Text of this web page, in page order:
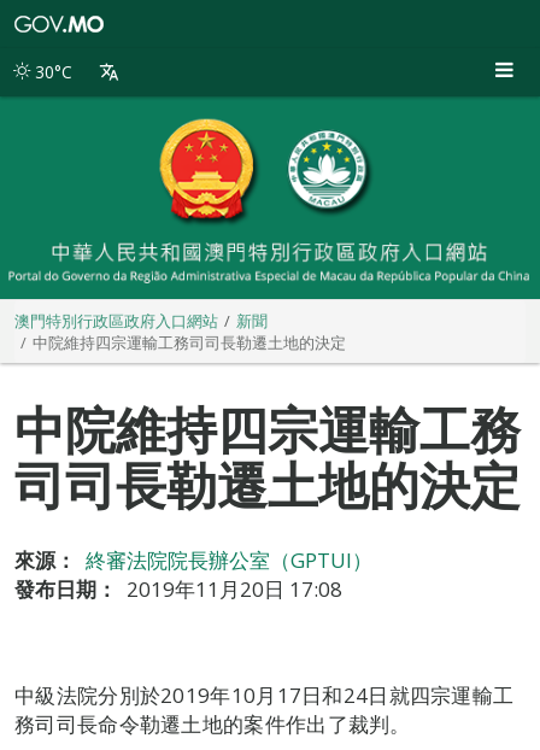
別
30°C
澳門特別行政區政府入口網站
新聞
中院維持四宗運輸工務司司長勒遷土地的決定
中院維持四宗運輸工務
司司長勒遷土地的決定
來源：
終審法院院長辦公室（GPTUI）
發布日期：
2019年11月20日 17:08
中級法院分別於2019年10月17日和24日就四宗運輸工
務司司長命令勒遷土地的案件作出了裁判。